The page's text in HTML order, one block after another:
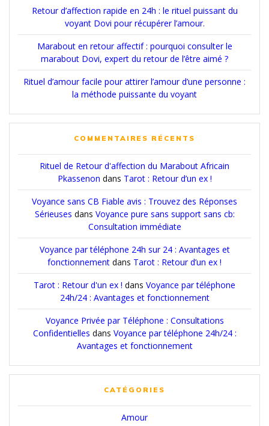
Retour d’affection rapide en 24h : le rituel puissant du
voyant Dovi pour récupérer l’amour.
Marabout en retour affectif : pourquoi consulter le
marabout Dovi, expert du retour de l’être aimé ?
Rituel d’amour facile pour attirer l’amour d’une personne :
la méthode puissante du voyant
COMMENTAIRES RÉCENTS
Rituel de Retour d'affection du Marabout Africain
Pkassenon dans Tarot : Retour d’un ex !
Voyance sans CB Fiable avis : Trouvez des Réponses
Sérieuses dans Voyance pure sans support sans cb:
Consultation immédiate
Voyance par téléphone 24h sur 24 : Avantages et
fonctionnement dans Tarot : Retour d’un ex !
Tarot : Retour d'un ex ! dans Voyance par téléphone
24h/24 : Avantages et fonctionnement
Voyance Privée par Téléphone : Consultations
Confidentielles dans Voyance par téléphone 24h/24 :
Avantages et fonctionnement
CATÉGORIES
Amour